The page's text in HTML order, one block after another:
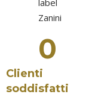
Clienti
soddisfatti
0